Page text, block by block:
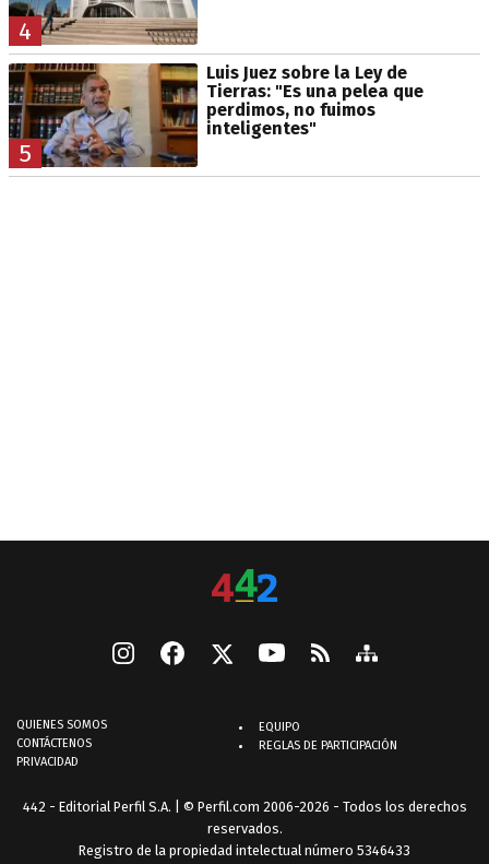
4
5
Luis Juez sobre la Ley de
Tierras: "Es una pelea que
perdimos, no fuimos
inteligentes"
QUIENES SOMOS
CONTÁCTENOS
PRIVACIDAD
EQUIPO
REGLAS DE PARTICIPACIÓN
442 - Editorial Perfil S.A. | © Perfil.com 2006-2026 - Todos los derechos
reservados.
Registro de la propiedad intelectual número 5346433